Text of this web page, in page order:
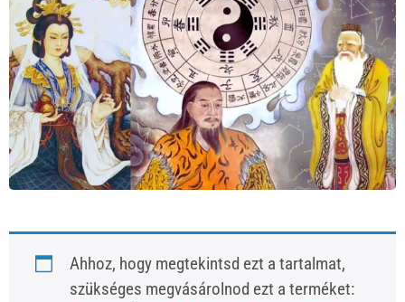
Ahhoz, hogy megtekintsd ezt a tartalmat,
szükséges megvásárolnod ezt a terméket: